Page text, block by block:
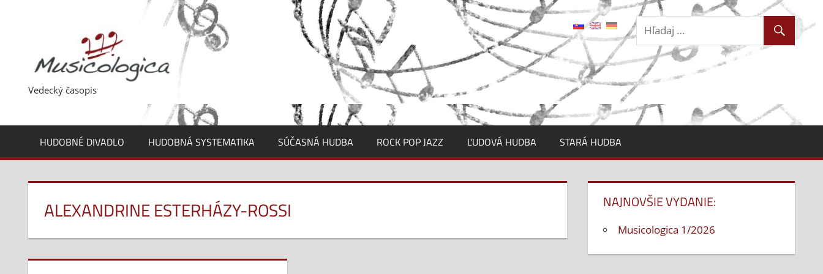
Vedecký časopis
HUDOBNÉ DIVADLO HUDOBNÁ SYSTEMATIKA SÚČASNÁ HUDBA ROCK POP JAZZ ĽUDOVÁ HUDBA STARÁ HUDBA
ALEXANDRINE ESTERHÁZY-ROSSI NAJNOVŠIE VYDANIE:
Musicologica 1/2026